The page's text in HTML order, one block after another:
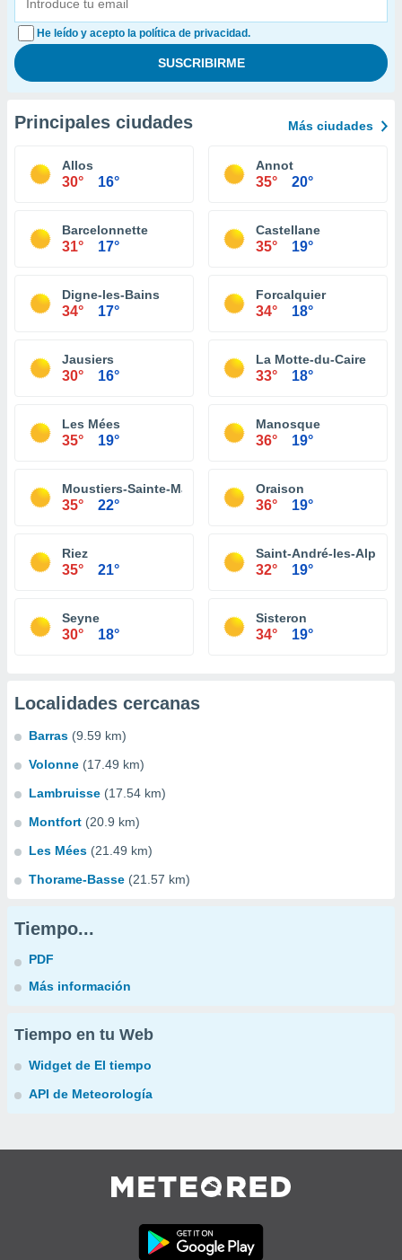
He leído y acepto la política de privacidad.
Principales ciudades Más ciudades
Allos
30° 16°
Annot
35° 20°
Barcelonnette
31° 17°
Castellane
35° 19°
Digne-les-Bains
34° 17°
Forcalquier
34° 18°
Jausiers
30° 16°
La Motte-du-Caire
33° 18°
Les Mées
35° 19°
Manosque
36° 19°
Moustiers-Sainte-Marie
35° 22°
Oraison
36° 19°
Riez
35° 21°
Saint-André-les-Alpes
32° 19°
Seyne
30° 18°
Sisteron
34° 19°
Localidades cercanas
Barras (9.59 km)
Volonne (17.49 km)
Lambruisse (17.54 km)
Montfort (20.9 km)
Les Mées (21.49 km)
Thorame-Basse (21.57 km)
Tiempo...
PDF
Más información
Tiempo en tu Web
Widget de El tiempo
API de Meteorología